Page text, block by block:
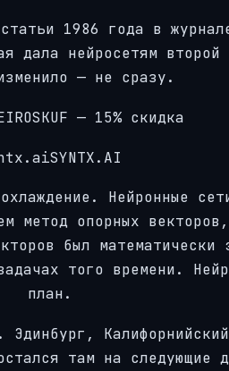
1986 года в
дала нейросетям
— не сразу.
— 15% скидка
Нейронные
опорных векторов,
был математически
того времени.
план.
Эдинбург,
там на следующие